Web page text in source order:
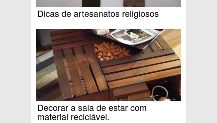
Dicas de artesanatos religiosos
Decorar a sala de estar com
material reciclável.